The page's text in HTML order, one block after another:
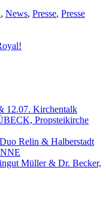
, News, Presse, Presse
12.07. Kirchentalk
Propsteikirche
Relin & Halberstadt
Müller & Dr. Becker,